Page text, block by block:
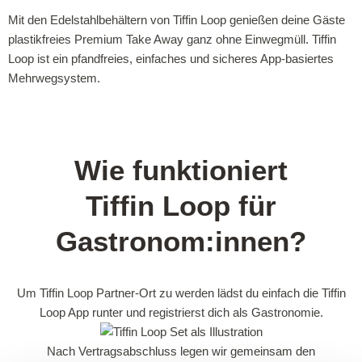
Mit den Edelstahlbehältern von Tiffin Loop genießen deine Gäste
plastikfreies Premium TakeAway ganz ohne Einwegmüll. Tiffin
Loop ist ein pfandfreies, einfaches und sicheres App-basiertes
Mehrwegsystem.
Wie funktio­niert
Tiffin Loop für
Gastronom:innen?
Um Tiffin Loop Partner-Ort zu werden lädst du einfach die Tiffin
Loop App runter und registrierst dich als Gastronomie.
Nach Vertragsabschluss legen wir gemeinsam den